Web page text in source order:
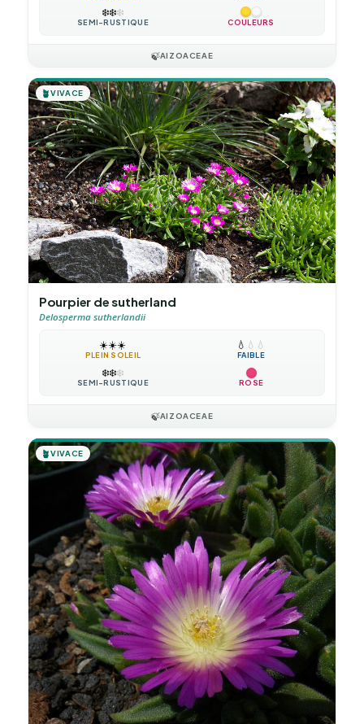
❄️❄️❄️
SEMI-RUSTIQUE COULEURS
🍃AIZOACEAE
🪴VIVACE
Pourpier de sutherland
Delosperma sutherlandii
☀️☀️☀️
PLEIN SOLEIL
💧 💧 💧
FAIBLE
❄️❄️❄️
SEMI-RUSTIQUE ROSE
🍃AIZOACEAE
🪴VIVACE